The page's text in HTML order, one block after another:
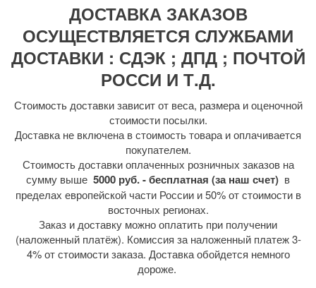
ДОСТАВКА ЗАКАЗОВ
ОСУЩЕСТВЛЯЕТСЯ СЛУЖБАМИ
ДОСТАВКИ : СДЭК ; ДПД ; ПОЧТОЙ
РОССИ И Т.Д.
Стоимость доставки зависит от веса, размера и оценочной
стоимости посылки.
Доставка не включена в стоимость товара и оплачивается
покупателем.
Стоимость доставки оплаченных розничных заказов на
сумму выше 5000 руб. - бесплатная (за наш счет) в
пределах европейской части России и 50% от стоимости в
восточных регионах.
Заказ и доставку можно оплатить при получении
(наложенный платёж). Комиссия за наложенный платеж 3-
4% от стоимости заказа. Доставка обойдется немного
дороже.